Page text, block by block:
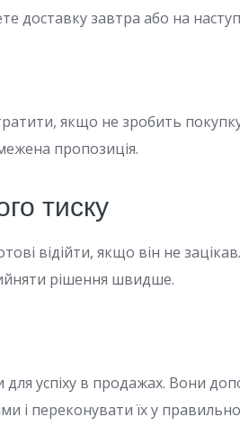
доставку завтра або на
якщо не зробить
пропозиція.
тиску
відійти, якщо він не
рішення швидше.
для успіху в продажах. Вони
і переконувати їх у